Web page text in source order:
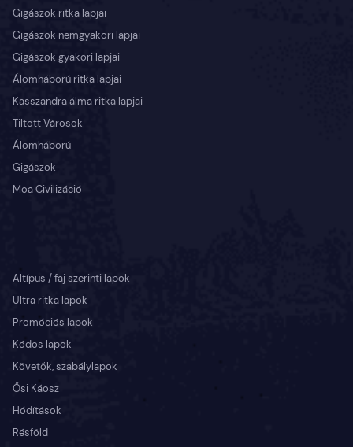
Gigászok ritka lapjai
Gigászok nemgyakori lapjai
Gigászok gyakori lapjai
Álomháború ritka lapjai
Kasszandra álma ritka lapjai
Tiltott Városok
Álomháború
Gigászok
Moa Civilizáció
Altípus / faj szerinti lapok
Ultra ritka lapok
Promóciós lapok
Kódos lapok
Követők, szabálylapok
Ősi Káosz
Hódítások
Résföld